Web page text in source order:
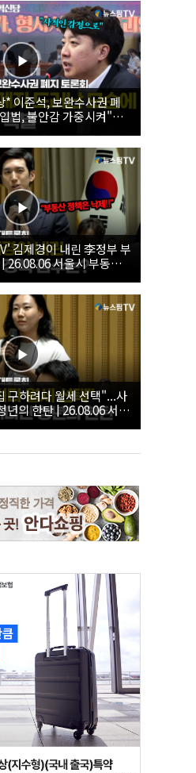
이준석, 보완수사권 폐
법, 불안감 가중시켜"｜
완수사권 폐지 토론회
김제경이 내린 李정부 부
26.08.06 서울시 부동산
구하려다 월세 선택"...사
년의 한탄 | 26.08.06 서울